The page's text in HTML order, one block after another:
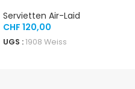
Servietten Air-Laid
CHF 120,00
UGS :1908 Weiss